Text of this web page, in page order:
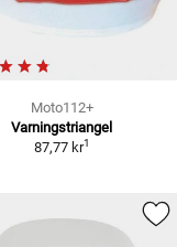
Moto112+
Varningstriangel
87,77 kr1